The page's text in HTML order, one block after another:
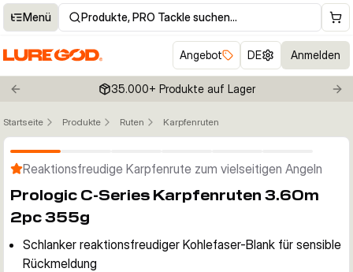
Menü Produkte, PRO Tackle suchen…
Angebot DE Anmelden
Previous slide 35.000+ Produkte auf Lager
Startseite Produkte Ruten Karpfenruten
Klicken um Zoom zu aktivieren
Reaktionsfreudige Karpfenrute zum vielseitigen Angeln
Prologic C-Series Karpfenruten 3.60m
2pc 355g
Schlanker reaktionsfreudiger Kohlefaser-Blank für sensible
Rückmeldung